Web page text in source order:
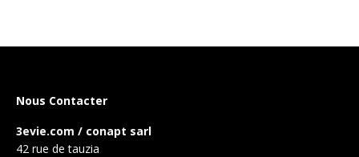
Nous Contacter
3evie.com / conapt sarl
42 rue de tauzia